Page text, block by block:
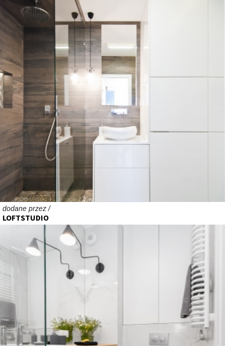
dodane przez /
LOFTSTUDIO